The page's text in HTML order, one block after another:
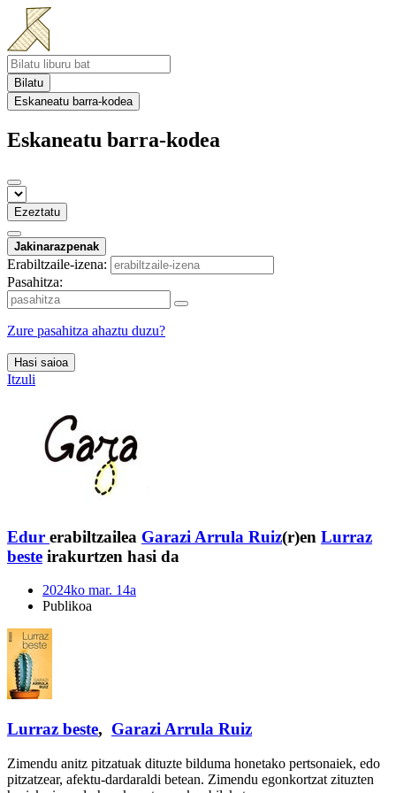
Bilatu
Eskaneatu barra-kodea
Eskaneatu barra-kodea
Ezeztatu
Jakinarazpenak
Erabiltzaile-izena:
Pasahitza:
Zure pasahitza ahaztu duzu?
Hasi saioa
Itzuli
Edur erabiltzailea Garazi Arrula Ruiz(r)en Lurraz
beste irakurtzen hasi da
2024ko mar. 14a
Publikoa
Lurraz beste, Garazi Arrula Ruiz
Zimendu anitz pitzatuak dituzte bilduma honetako pertsonaiek, edo
pitzatzear, afektu-dardaraldi betean. Zimendu egonkortzat zituzten